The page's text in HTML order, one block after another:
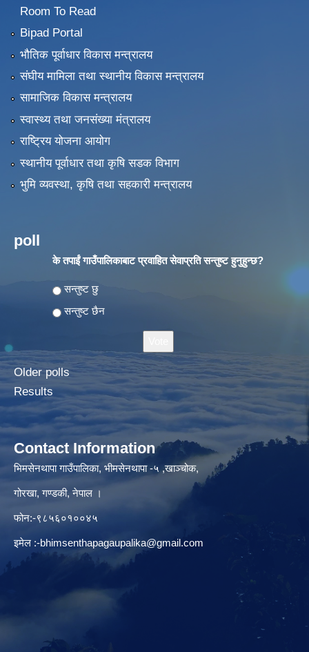
Room To Read
Bipad Portal
भौतिक पूर्वाधार विकास मन्त्रालय
संघीय मामिला तथा स्थानीय विकास मन्त्रालय
सामाजिक विकास मन्त्रालय
स्वास्थ्य तथा जनसंख्या मंत्रालय
राष्ट्रिय योजना आयोग
स्थानीय पूर्वाधार तथा कृषि सडक विभाग
भुमि व्यवस्था, कृषि तथा सहकारी मन्त्रालय
poll
के तपाईं गाउँपालिकाबाट प्रवाहित सेवाप्रति सन्तुष्ट हुनुहुन्छ?
Choices
सन्तुष्ट छु
सन्तुष्ट छैन
Older polls
Results
Contact Information
भिमसेनथापा गाउँपालिका, भीमसेनथापा -५ ,खाञ्चोक,
गोरखा, गण्डकी, नेपाल ।
फोन:-९८५६०१००४५
इमेल :-bhimsenthapagaupalika@gmail.com